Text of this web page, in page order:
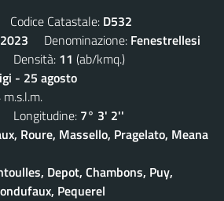
Codice Catastale: D532
Denominazione: Fenestrellesi
Densità: 11 (ab/kmq.)
- 25 agosto
m.s.l.m.
Longitudine: 7° 3' 2''
Roure, Massello, Pragelato, Meana
Depot, Chambons, Puy,
Pequerel